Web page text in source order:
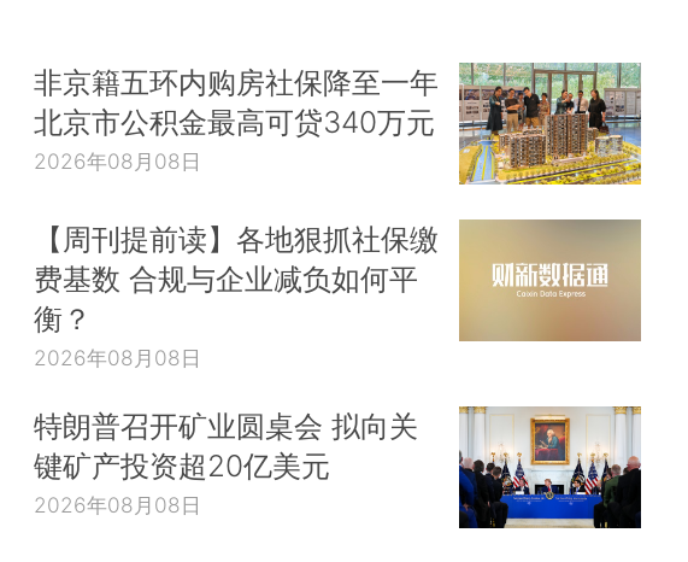
非京籍五环内购房社保降至一年
北京市公积金最高可贷340万元
2026年08月08日
【周刊提前读】各地狠抓社保缴
费基数 合规与企业减负如何平
衡？
2026年08月08日
特朗普召开矿业圆桌会 拟向关
键矿产投资超20亿美元
2026年08月08日